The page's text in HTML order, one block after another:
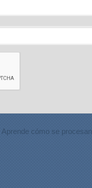
Aprende cómo se procesan